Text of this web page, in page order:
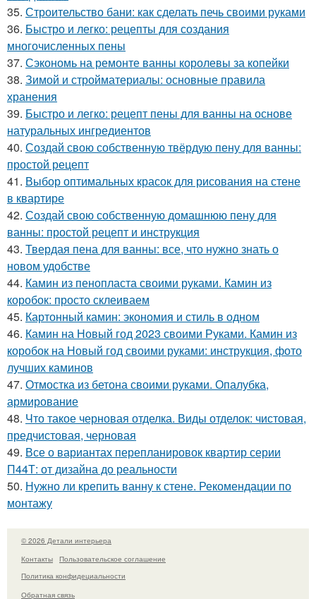
35. Строительство бани: как сделать печь своими руками
36. Быстро и легко: рецепты для создания
многочисленных пены
37. Сэкономь на ремонте ванны королевы за копейки
38. Зимой и стройматериалы: основные правила
хранения
39. Быстро и легко: рецепт пены для ванны на основе
натуральных ингредиентов
40. Создай свою собственную твёрдую пену для ванны:
простой рецепт
41. Выбор оптимальных красок для рисования на стене
в квартире
42. Создай свою собственную домашнюю пену для
ванны: простой рецепт и инструкция
43. Твердая пена для ванны: все, что нужно знать о
новом удобстве
44. Камин из пенопласта своими руками. Камин из
коробок: просто склеиваем
45. Картонный камин: экономия и стиль в одном
46. Камин на Новый год 2023 своими Руками. Камин из
коробок на Новый год своими руками: инструкция, фото
лучших каминов
47. Отмостка из бетона своими руками. Опалубка,
армирование
48. Что такое черновая отделка. Виды отделок: чистовая,
предчистовая, черновая
49. Все о вариантах перепланировок квартир серии
П44Т: от дизайна до реальности
50. Нужно ли крепить ванну к стене. Рекомендации по
монтажу
© 2026 Детали интерьера
Контакты
Пользовательское соглашение
Политика конфидециальности
Обратная связь